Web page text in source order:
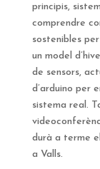
principis,
comprendre
sostenibles
un model
de sensors,
d’arduino per
sistema real.
durà a terme
a Valls.